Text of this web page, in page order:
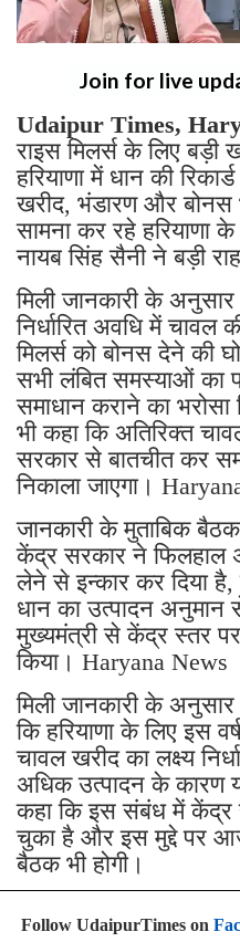
Join for live
Udaipur Times,
राइस मिलर्स के लिए
हरियाणा में धान की
खरीद, भंडारण और
सामना कर रहे हरियाणा
नायब सिंह सैनी ने बड़ी
मिली जानकारी के
निर्धारित अवधि में चावल
मिलर्स को बोनस देने की
सभी लंबित समस्याओं का
समाधान कराने का
भी कहा कि अतिरिक्त
सरकार से बातचीत कर
निकाला जाएगा।
जानकारी के मुताबिक
केंद्र सरकार ने फिलहाल
लेने से इन्कार कर दिया है,
धान का उत्पादन
मुख्यमंत्री से केंद्र स्तर
किया। Haryana News
मिली जानकारी के
कि हरियाणा के लिए इस
चावल खरीद का लक्ष्य
अधिक उत्पादन के कारण
कहा कि इस संबंध में केंद्र
चुका है और इस मुद्दे पर
बैठक भी होगी।
Follow UdaipurTimes on